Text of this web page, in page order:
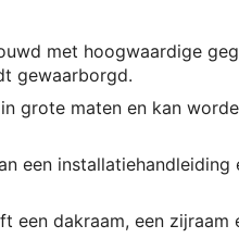
met hoogwaardige
gewaarborgd.
grote maten en kan
een
een dakraam, een